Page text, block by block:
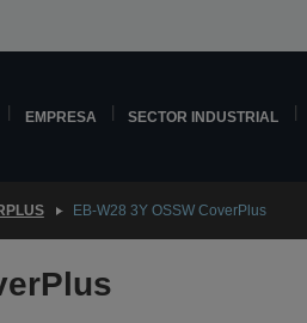
EMPRESA SECTOR INDUSTRIAL
EB-W28 3Y OSSW CoverPlus